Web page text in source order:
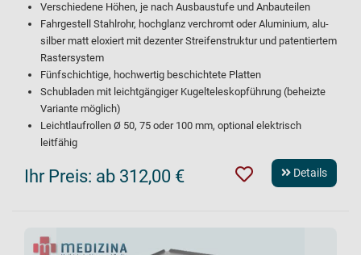
Verschiedene Höhen, je nach Ausbaustufe und Anbauteilen
Fahrgestell Stahlrohr, hochglanz verchromt oder Aluminium, alu-
silber matt eloxiert mit dezenter Streifenstruktur und patentiertem
Rastersystem
Fünfschichtige, hochwertig beschichtete Platten
Schubladen mit leichtgängiger Kugelteleskopführung (beheizte
Variante möglich)
Leichtlaufrollen Ø 50, 75 oder 100 mm, optional elektrisch
leitfähig
Ihr Preis: ab 312,00 € Details